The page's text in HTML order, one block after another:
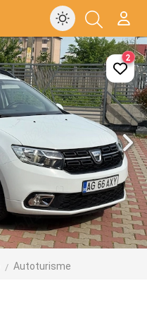
Autoturisme
2